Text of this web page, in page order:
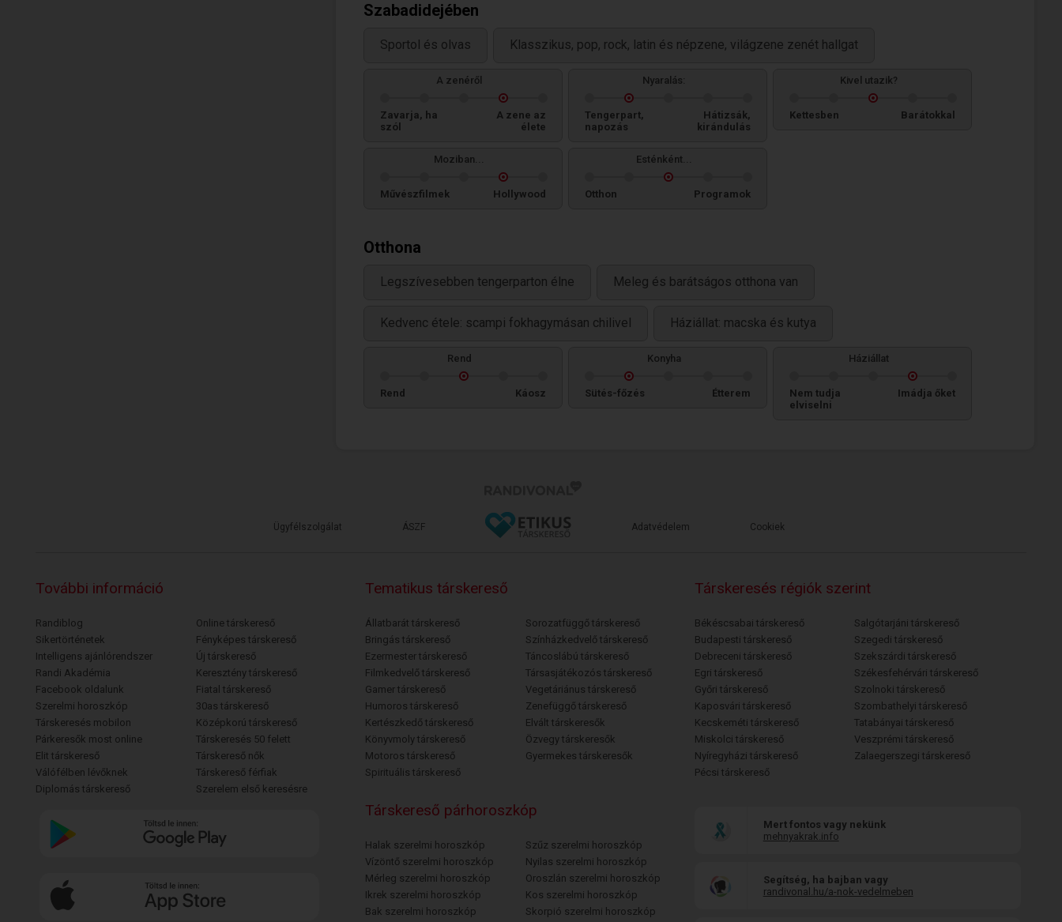
Szabadidejében
Sportol és olvas Klasszikus, pop, rock, latin és népzene, világzene zenét hallgat
A zenéről
Zavarja, ha
szól
A zene az
élete
Nyaralás:
Tengerpart,
napozás
Hátizsák,
kirándulás
Kivel utazik?
Kettesben Barátokkal
Moziban...
Művészfilmek Hollywood
Esténként...
Otthon Programok
Otthona
Legszívesebben tengerparton élne Meleg és barátságos otthona van
Kedvenc étele: scampi fokhagymásan chilivel Háziállat: macska és kutya
Rend
Rend Káosz
Konyha
Sütés-főzés Étterem
Háziállat
Nem tudja
elviselni
Imádja őket
Ügyfélszolgálat ÁSZF Adatvédelem Cookiek
További információ
Randiblog
Sikertörténetek
Intelligens ajánlórendszer
Randi Akadémia
Facebook oldalunk
Szerelmi horoszkóp
Társkeresés mobilon
Párkeresők most online
Elit társkereső
Válófélben lévőknek
Diplomás társkereső
Online társkereső
Fényképes társkereső
Új társkereső
Keresztény társkereső
Fiatal társkereső
30as társkereső
Középkorú társkereső
Társkeresés 50 felett
Társkereső nők
Társkereső férfiak
Szerelem első keresésre
Tematikus társkereső
Állatbarát társkereső
Bringás társkereső
Ezermester társkereső
Filmkedvelő társkereső
Gamer társkereső
Humoros társkereső
Kertészkedő társkereső
Könyvmoly társkereső
Motoros társkereső
Spirituális társkereső
Sorozatfüggő társkereső
Színházkedvelő társkereső
Táncoslábú társkereső
Társasjátékozós társkereső
Vegetáriánus társkereső
Zenefüggő társkereső
Elvált társkeresők
Özvegy társkeresők
Gyermekes társkeresők
Társkeresés régiók szerint
Békéscsabai társkereső
Budapesti társkereső
Debreceni társkereső
Egri társkereső
Győri társkereső
Kaposvári társkereső
Kecskeméti társkereső
Miskolci társkereső
Nyíregyházi társkereső
Pécsi társkereső
Salgótarjáni társkereső
Szegedi társkereső
Szekszárdi társkereső
Székesfehérvári társkereső
Szolnoki társkereső
Szombathelyi társkereső
Tatabányai társkereső
Veszprémi társkereső
Zalaegerszegi társkereső
Társkereső párhoroszkóp
Halak szerelmi horoszkóp
Vízöntő szerelmi horoszkóp
Mérleg szerelmi horoszkóp
Ikrek szerelmi horoszkóp
Bak szerelmi horoszkóp
Szűz szerelmi horoszkóp
Nyilas szerelmi horoszkóp
Oroszlán szerelmi horoszkóp
Kos szerelmi horoszkóp
Skorpió szerelmi horoszkóp
Mert fontos vagy nekünk
mehnyakrak.info
Segítség, ha bajban vagy
randivonal.hu/a-nok-vedelmeben